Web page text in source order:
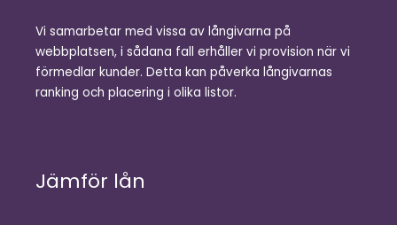
Vi samarbetar med vissa av långivarna på
webbplatsen, i sådana fall erhåller vi provision när vi
förmedlar kunder. Detta kan påverka långivarnas
ranking och placering i olika listor.
Jämför lån